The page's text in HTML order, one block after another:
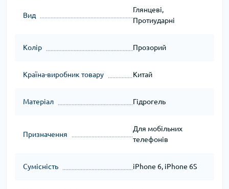
Вид
Глянцеві,
Протиударні
Колір Прозорий
Країна-виробник товару Китай
Матеріал Гідрогель
Призначення
Для мобільних
телефонів
Сумісність iPhone 6, iPhone 6S